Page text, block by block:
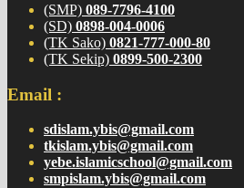
(SMP) 089-7796-4100
(SD) 0898-004-0006
(TK Sako) 0821-777-000-80
(TK Sekip) 0899-500-2300
Email :
sdislam.ybis@gmail.com
tkislam.ybis@gmail.com
yebe.islamicschool@gmail.com
smpislam.ybis@gmail.com